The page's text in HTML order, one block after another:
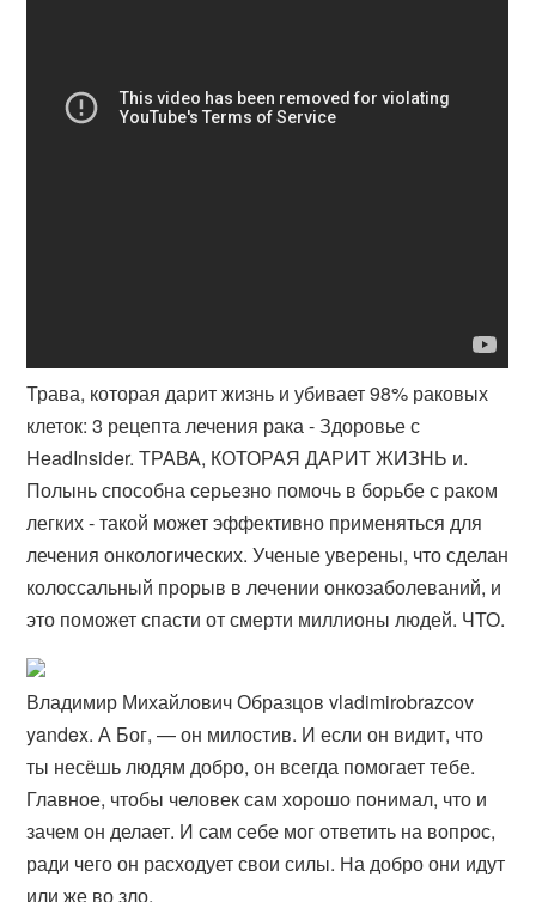
Трава, которая дарит жизнь и убивает 98% раковых
клеток: 3 рецепта лечения рака - Здоровье с
HeadInsider. ТРАВА, КОТОРАЯ ДАРИТ ЖИЗНЬ и.
Полынь способна серьезно помочь в борьбе с раком
легких - такой может эффективно применяться для
лечения онкологических. Ученые уверены, что сделан
колоссальный прорыв в лечении онкозаболеваний, и
это поможет спасти от смерти миллионы людей. ЧТО.
Владимир Михайлович Образцов vladimirobrazcov
yandex. А Бог, — он милостив. И если он видит, что
ты несёшь людям добро, он всегда помогает тебе.
Главное, чтобы человек сам хорошо понимал, что и
зачем он делает. И сам себе мог ответить на вопрос,
ради чего он расходует свои силы. На добро они идут
или же во зло.